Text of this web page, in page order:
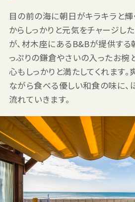
目の前の海に朝日がキラキラと輝
からしっかりと元気をチャージし
が、材木座にあるB&Bが提供する
っぷりの鎌倉やさいの入ったお椀
心もしっかりと満たしてくれます
ながら食べる優しい和食の味に、
流れていきます。